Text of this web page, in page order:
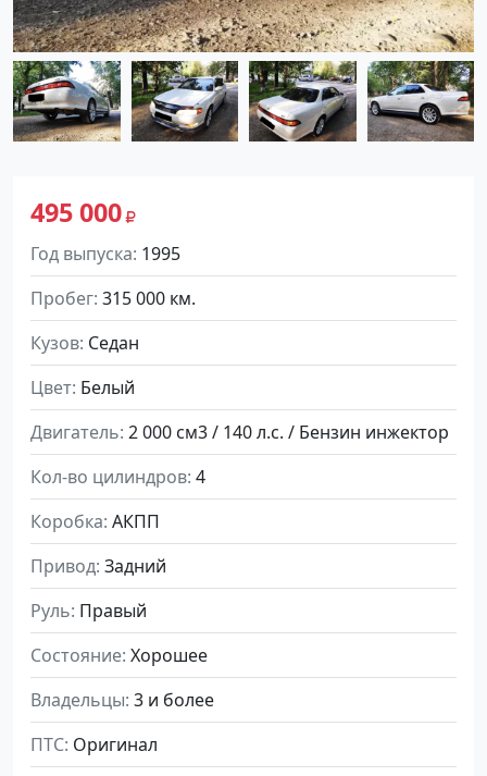
495 000
Год выпуска 1995
Пробег 315 000 км.
Кузов Седан
Цвет Белый
Двигатель 2 000 см3 / 140 л.с. / Бензин инжектор
Кол-во цилиндров 4
Коробка АКПП
Привод Задний
Руль Правый
Состояние Хорошее
Владельцы 3 и более
ПТС Оригинал